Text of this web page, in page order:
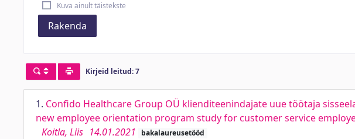
Kuva ainult täistekste
Rakenda
Kirjeid leitud: 7
1. Confido Healthcare Group OÜ klienditeenindajate uue töötaja
new employee orientation program study for customer service
Koitla, Liis 14.01.2021 bakalaureusetööd